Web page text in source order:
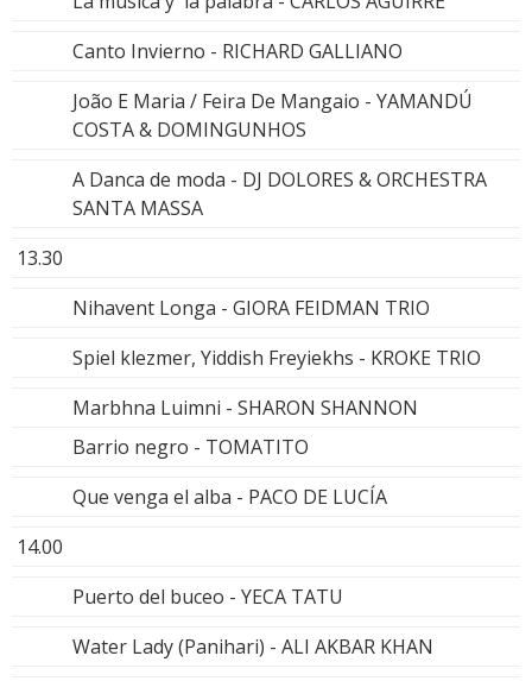
Canto Invierno - RICHARD GALLIANO
João E Maria / Feira De Mangaio - YAMANDÚ
COSTA & DOMINGUNHOS
A Danca de moda - DJ DOLORES & ORCHESTRA
SANTA MASSA
13.30
Nihavent Longa - GIORA FEIDMAN TRIO
Spiel klezmer, Yiddish Freyiekhs - KROKE TRIO
Marbhna Luimni - SHARON SHANNON
Barrio negro - TOMATITO
Que venga el alba - PACO DE LUCÍA
14.00
Puerto del buceo - YECA TATU
Water Lady (Panihari) - ALI AKBAR KHAN